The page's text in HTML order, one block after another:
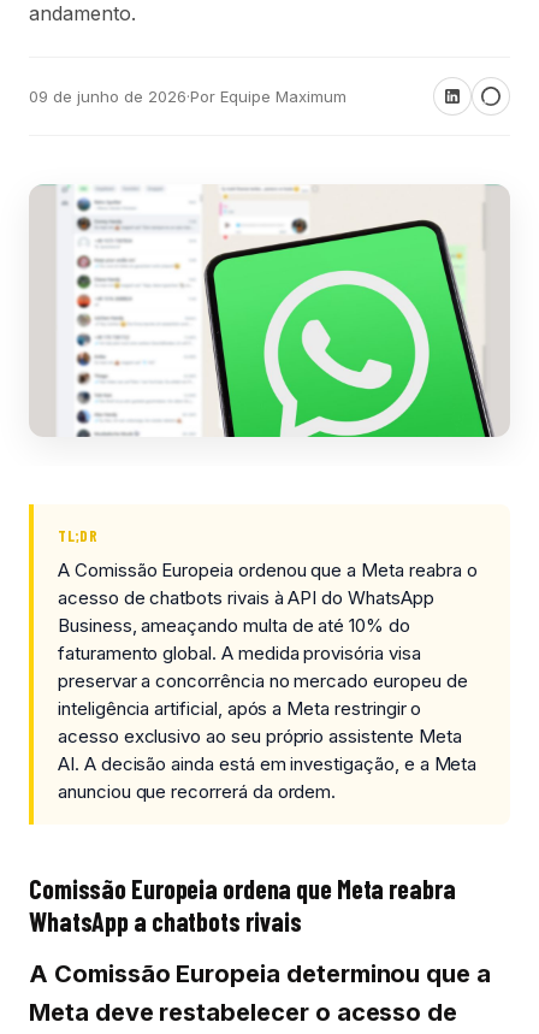
andamento.
09 de junho de 2026·Por Equipe Maximum
TL;DR
A Comissão Europeia ordenou que a Meta reabra o
acesso de chatbots rivais à API do WhatsApp
Business, ameaçando multa de até 10% do
faturamento global. A medida provisória visa
preservar a concorrência no mercado europeu de
inteligência artificial, após a Meta restringir o
acesso exclusivo ao seu próprio assistente Meta
AI. A decisão ainda está em investigação, e a Meta
anunciou que recorrerá da ordem.
Comissão Europeia ordena que Meta reabra
WhatsApp a chatbots rivais
A Comissão Europeia determinou que a
Meta deve restabelecer o acesso de